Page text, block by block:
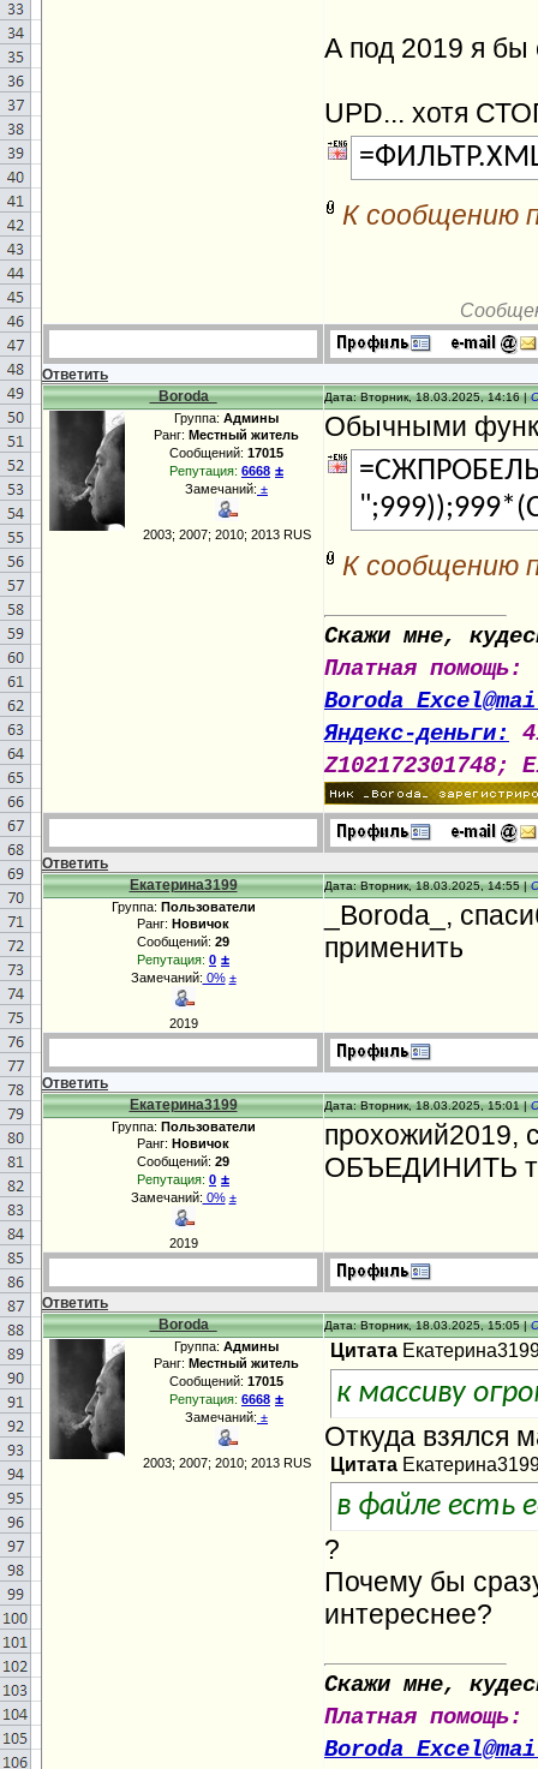
А под 2019 я бы
UPD... хотя
К сообщению
Ответить
_Boroda_
Дата: Вторник, 18.03.2025, 14:16 |
Группа: Админы
Ранг: Местный житель
Сообщений: 17015
Репутация: 6668 ±
Замечаний: ±
2003; 2007; 2010; 2013 RUS
Обычными
К сообщению
Скажи мне,
Платная помощь:
Яндекс-деньги:
Z102172301748;
Ответить
Екатерина3199
Дата: Вторник, 18.03.2025, 14:55 |
Группа: Пользователи
Ранг: Новичок
Сообщений: 29
Репутация: 0 ±
Замечаний: 0% ±
2019
_Boroda_,
применить
Ответить
Екатерина3199
Дата: Вторник, 18.03.2025, 15:01 |
Группа: Пользователи
Ранг: Новичок
Сообщений: 29
Репутация: 0 ±
Замечаний: 0% ±
2019
прохожий2019,
ОБЪЕДИНИТЬ
Ответить
_Boroda_
Дата: Вторник, 18.03.2025, 15:05 |
Группа: Админы
Ранг: Местный житель
Сообщений: 17015
Репутация: 6668 ±
Замечаний: ±
2003; 2007; 2010; 2013 RUS
Цитата
к массиву
Откуда взялся
Цитата
в файле есть
?
Почему бы
интереснее?
Скажи мне,
Платная помощь: